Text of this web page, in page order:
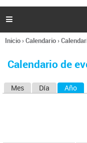
l

Se
usted
Inicio›Calendario›
Calendario de
Mes Día Año